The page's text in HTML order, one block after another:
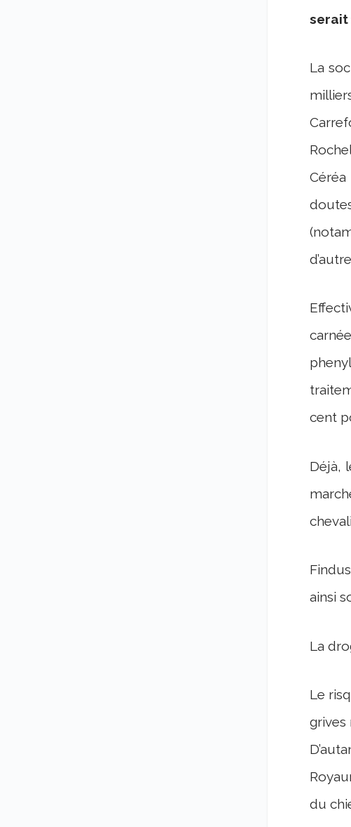
serait
La
cent
Déjà,
ainsi
La
Le
grives
du